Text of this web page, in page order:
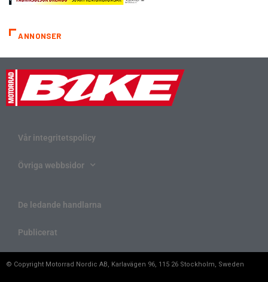
ANNONSER
Vår integritetspolicy
Övriga webbsidor
De ledande handlarna
Publicerat
© Copyright Motorrad Nordic AB, Karlavägen 96, 115 26 Stockholm, Sweden